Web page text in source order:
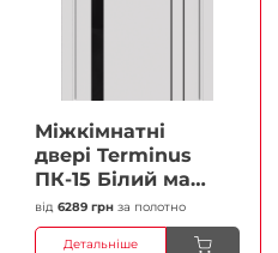
Міжкімнатні
двері Terminus
ПК-15 Білий мат
(Термінус) Чорне
скло Плівка
від 6289 грн за полотно
Детальніше